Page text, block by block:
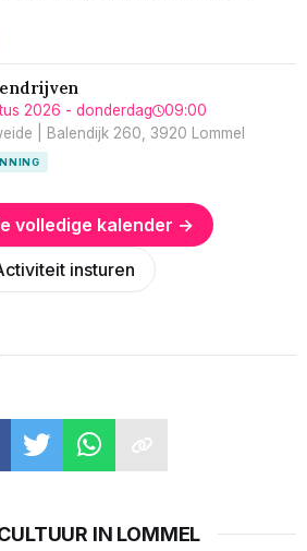
2026 - donderdag
09:00
| Balendijk 260, 3920 Lommel
volledige kalender →
insturen
IN LOMMEL